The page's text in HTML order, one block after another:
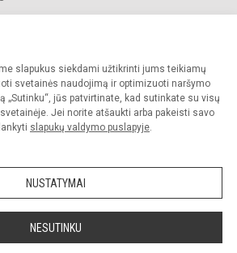
slapukus siekdami užtikrinti jums teikiamų
svetainės naudojimą ir optimizuoti naršymo
„Sutinku“, jūs patvirtinate, kad sutinkate su visų
Jei norite atšaukti arba pakeisti savo
slapukų valdymo puslapyje.
NUSTATYMAI
NESUTINKU
ir sporto mokykla. Visos teisės saugomos.
mokyklos sutikimo griežtai draudžiama.
paraiška Slapukų valdymas